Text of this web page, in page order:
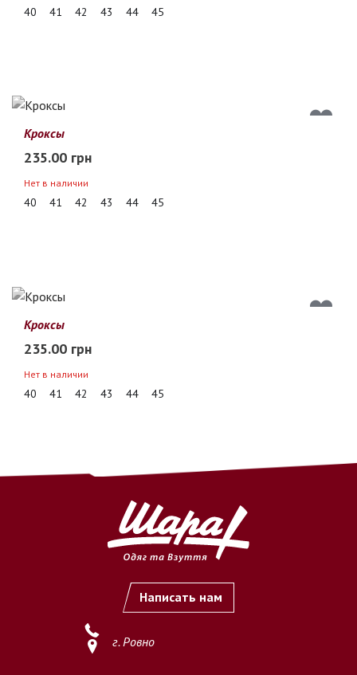
40 41 42 43 44 45
Кроксы
235.00 грн
Нет в наличии
40 41 42 43 44 45
Кроксы
235.00 грн
Нет в наличии
40 41 42 43 44 45
Написать нам
г. Ровно